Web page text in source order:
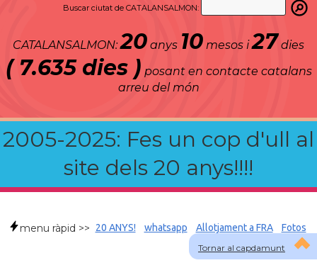
Buscar ciutat de CATALANSALMON:
CATALANSALMON:20 anys 10 mesos i27 dies
( 7.635 dies ) posant en contacte catalans
arreu del món
2005-2025: Fes un cop d'ull al
site dels 20 anys!!!!
Tornar al capdamunt
menu ràpid >> 20 ANYS! whatsapp Allotjament a FRA Fotos